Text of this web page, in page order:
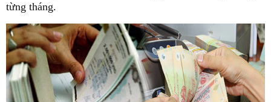
từng tháng.